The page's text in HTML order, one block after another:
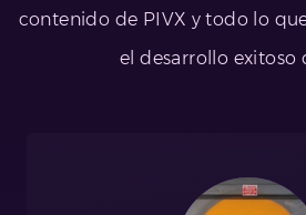
contenido de PIVX y todo lo
el desarrollo exitoso